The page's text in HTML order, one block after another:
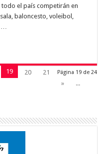
el país competirán en
baloncesto, voleibol,
…
Página 19 de 24
19 20
21
»
...